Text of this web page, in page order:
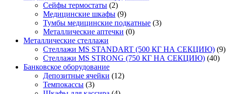
Сейфы термостаты (2)
Медицинские шкафы (9)
Тумбы медицинские подкатные (3)
Металлические аптечки (0)
Металлические стеллажи
Стеллажи MS STANDART (500 КГ НА СЕКЦИЮ) (9)
Стеллажи MS STRONG (750 КГ НА СЕКЦИЮ) (40)
Банковское оборудование
Депозитные ячейки (12)
Темпокассы (3)